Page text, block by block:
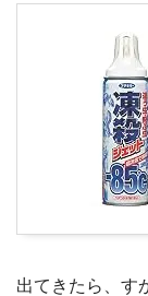
出てきたら、す